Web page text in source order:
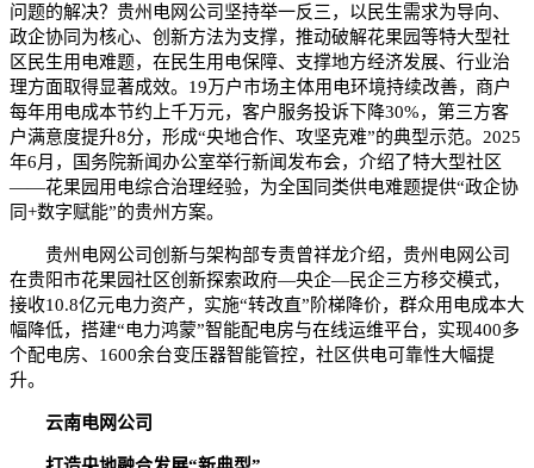
问题的解决？贵州电网公司坚持举一反三，以民生需求为导向、
政企协同为核心、创新方法为支撑，推动破解花果园等特大型社
区民生用电难题，在民生用电保障、支撑地方经济发展、行业治
理方面取得显著成效。19万户市场主体用电环境持续改善，商户
每年用电成本节约上千万元，客户服务投诉下降30%，第三方客
户满意度提升8分，形成“央地合作、攻坚克难”的典型示范。2025
年6月，国务院新闻办公室举行新闻发布会，介绍了特大型社区
——花果园用电综合治理经验，为全国同类供电难题提供“政企协
同+数字赋能”的贵州方案。
贵州电网公司创新与架构部专责曾祥龙介绍，贵州电网公司
在贵阳市花果园社区创新探索政府—央企—民企三方移交模式，
接收10.8亿元电力资产，实施“转改直”阶梯降价，群众用电成本大
幅降低，搭建“电力鸿蒙”智能配电房与在线运维平台，实现400多
个配电房、1600余台变压器智能管控，社区供电可靠性大幅提
升。
云南电网公司